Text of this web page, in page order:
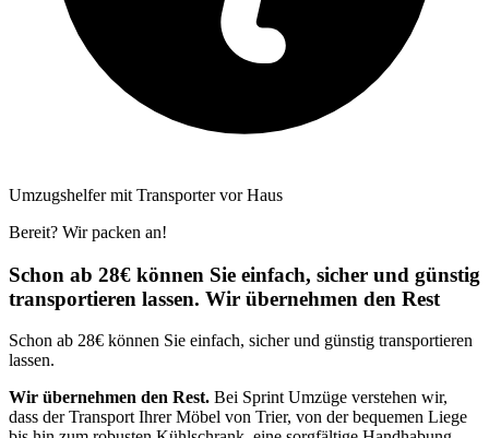
Umzugshelfer mit Transporter vor Haus
Bereit? Wir packen an!
Schon ab 28€ können Sie einfach, sicher und günstig
transportieren lassen. Wir übernehmen den Rest
Schon ab 28€ können Sie einfach, sicher und günstig transportieren
lassen.
Wir übernehmen den Rest. Bei Sprint Umzüge verstehen wir,
dass der Transport Ihrer Möbel von Trier, von der bequemen Liege